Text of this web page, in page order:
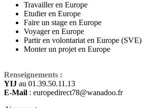
Travailler en Europe
Etudier en Europe
Faire un stage en Europe
Voyager en Europe
Partir en volontariat en Europe (SVE)
Monter un projet en Europe
Renseignements :
YIJ au 01.39.50.11.13
E-Mail : europedirect78@wanadoo.fr